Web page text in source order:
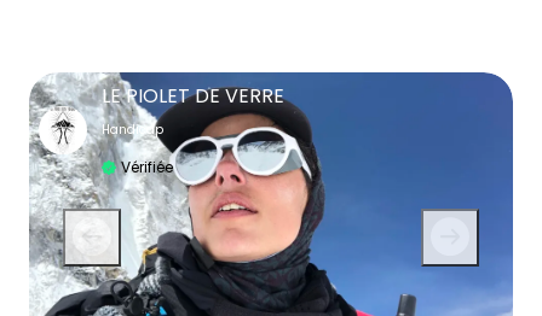
LE PIOLET DE VERRE
Handicap
Vérifiée